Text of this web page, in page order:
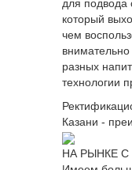
для подвода
который
чем
разных
технологии
Казани -
НА РЫНКЕ С